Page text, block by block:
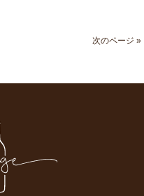
次のページ »